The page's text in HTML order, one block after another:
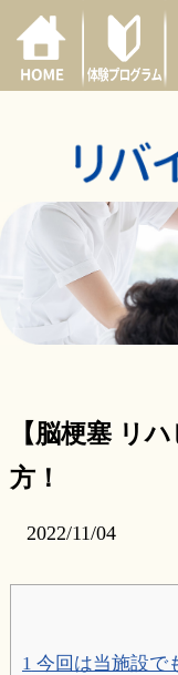
【脳梗塞 リ
方！
2022/11/04
1 今回は当施設で